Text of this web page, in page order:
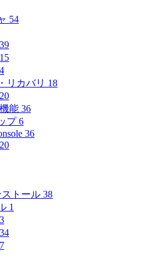
54
39
15
4
リカバリ 18
20
能 36
プ 6
36
20
トール 38
1
3
34